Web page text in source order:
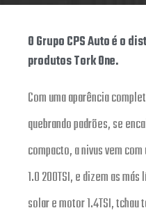
O Grupo CPS Auto é o
produtos Tork One.
Com uma aparência
quebrando padrões, se
compacto, a nivus vem
1.0 200TSI, e dizem as
solar e motor 1.4TSI, tchau